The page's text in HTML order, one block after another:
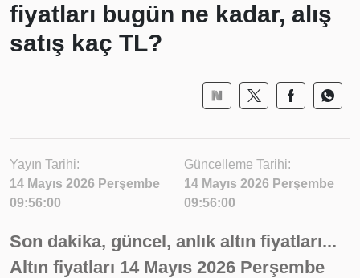
fiyatları bugün ne kadar, alış
satış kaç TL?
Yayın Tarihi:
14 Mayıs 2026 Perşembe
09:56:00
Güncelleme Tarihi:
14 Mayıs 2026 Perşembe
09:56:00
Son dakika, güncel, anlık altın fiyatları...
Altın fiyatları 14 Mayıs 2026 Perşembe